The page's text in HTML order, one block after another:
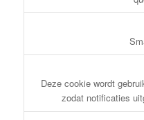
Deze cookie wordt
zodat notificaties